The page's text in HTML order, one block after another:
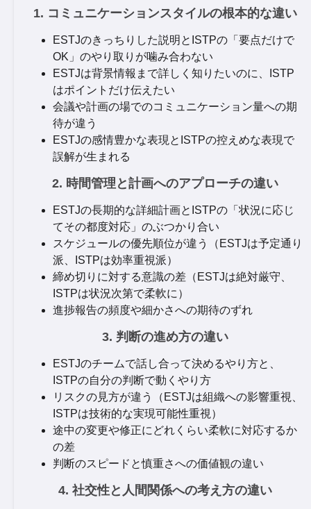
1. コミュニケーションスタイルの根本的な違い
ESTJのきっちりした説明とISTPの「要点だけで
OK」のやり取りが噛み合わない
ESTJは背景情報まで詳しく知りたいのに、ISTP
はポイントだけ伝えたい
会議や計画の場でのコミュニケーション量への期
待が違う
ESTJの感情豊かな表現とISTPの控えめな表現で
誤解が生まれる
2. 時間管理と計画へのアプローチの違い
ESTJの長期的な詳細計画とISTPの「状況に応じ
てその都度対応」のぶつかり合い
スケジュールの優先順位が違う（ESTJは予定通り
派、ISTPは効率重視派）
締め切りに対する意識の差（ESTJは絶対厳守、
ISTPは状況次第で柔軟に）
進捗報告の頻度や細かさへの期待のずれ
3. 判断の進め方の違い
ESTJのチームで話し合って決めるやり方と、
ISTPの自分の判断で動くやり方
リスクの見方が違う（ESTJは組織への影響重視、
ISTPは技術的な実現可能性重視）
途中の変更や修正にどれくらい柔軟に対応するか
の差
判断のスピードと慎重さへの価値観の違い
4. 社交性と人間関係への考え方の違い